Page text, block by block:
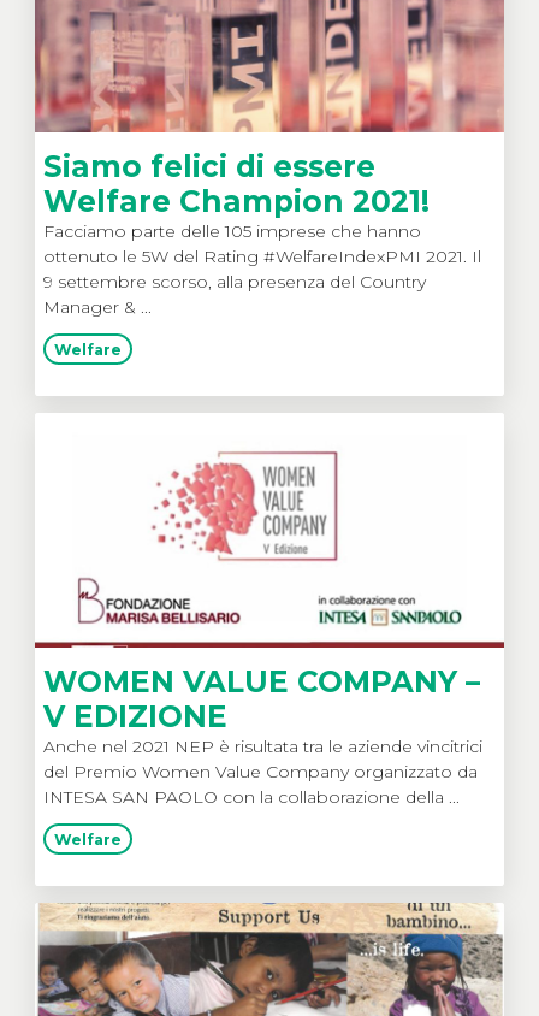
Siamo felici di essere
Welfare Champion 2021!
Facciamo parte delle 105 imprese che hanno
ottenuto le 5W del Rating #WelfareIndexPMI 2021. Il
9 settembre scorso, alla presenza del Country
Manager & ...
Welfare
WOMEN VALUE COMPANY –
V EDIZIONE
Anche nel 2021 NEP è risultata tra le aziende vincitrici
del Premio Women Value Company organizzato da
INTESA SAN PAOLO con la collaborazione della ...
Welfare